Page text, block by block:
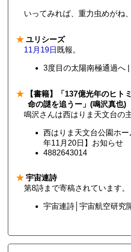
いってみれば、重力虫めがね
★ ユリシーズ
11月19日 既報。
3度目の太陽南極通過へ
★ 【書籍】「137億光年のヒト
命の謎を追うー」(鳴沢真也)
鳴沢さんは西はりま天文台の
西はりま天文台公園ホ
年11月20日】お知らせ
4882643014
★ 宇宙連詩
第8詩まで寄稿されています。
宇宙連詩│宇宙航空研究